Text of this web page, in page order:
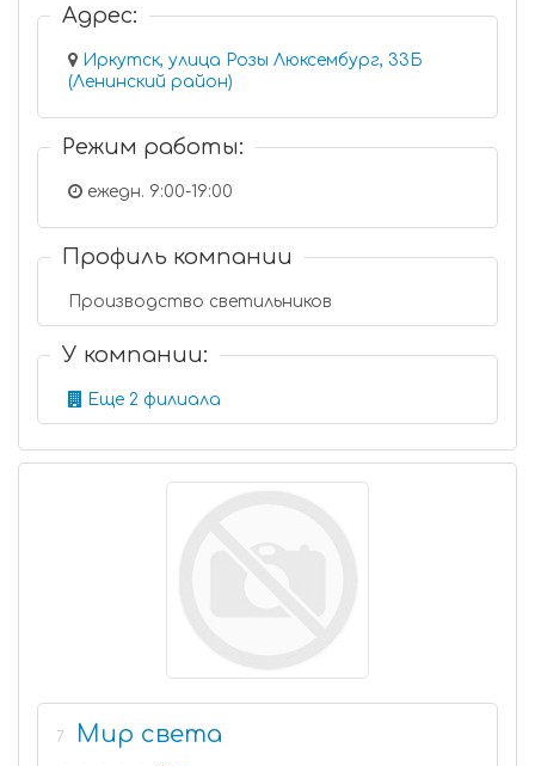
Адрес:
Иркутск, улица Розы Люксембург, 33Б
(Ленинский район)
Режим работы:
ежедн. 9:00-19:00
Профиль компании
Производство светильников
У компании:
Еще 2 филиала
7 Мир света